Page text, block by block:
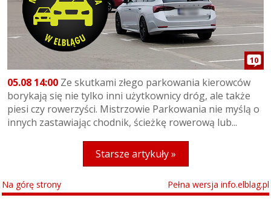
10
05.08 14:00 Ze skutkami złego parkowania kierowców
borykają się nie tylko inni użytkownicy dróg, ale także
piesi czy rowerzyści. Mistrzowie Parkowania nie myślą o
innych zastawiając chodnik, ścieżkę rowerową lub...
Starsze artykuły »
Na górę strony Pełna wersja info.elblag.pl